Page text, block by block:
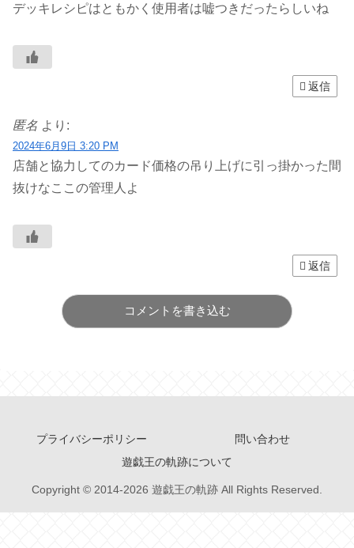
デッキレシピはともかく使用者は嘘つきだったらしいね
返信
匿名 より:
2024年6月9日 3:20 PM
店舗と協力してのカード価格の吊り上げに引っ掛かった間
抜けなここの管理人よ
返信
コメントを書き込む
プライバシーポリシー
問い合わせ
遊戯王の軌跡について
Copyright © 2014-2026 遊戯王の軌跡 All Rights Reserved.